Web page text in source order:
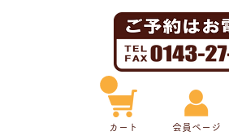
​カート ​会員ページ